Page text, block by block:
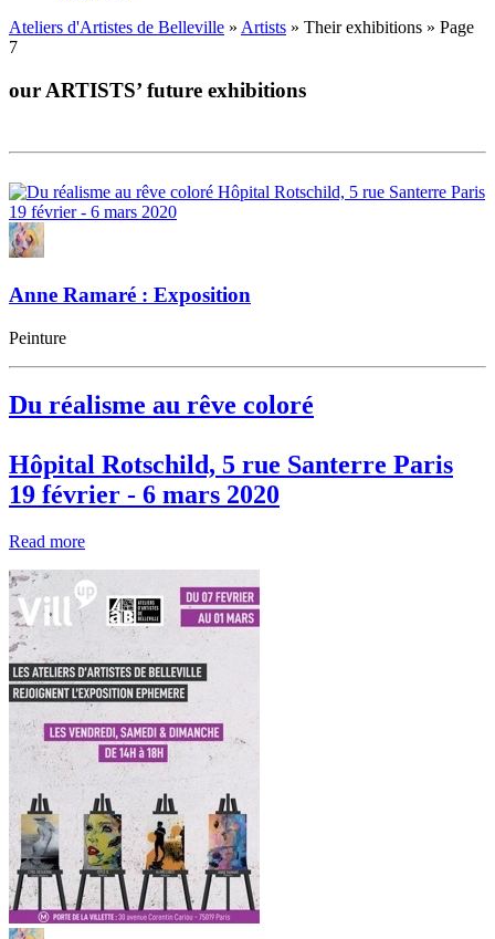
Ateliers d'Artistes de Belleville » Artists » Their exhibitions » Page
7
our ARTISTS’ future exhibitions
Anne Ramaré : Exposition
Peinture
Du réalisme au rêve coloré
Hôpital Rotschild, 5 rue Santerre Paris
19 février - 6 mars 2020
Read more